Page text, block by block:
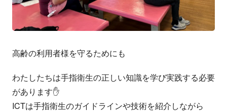
高齢の利用者様を守るためにも
わたしたちは手指衛生の正しい知識を学び実践する必要
があります✋
ICTは手指衛生のガイドラインや技術を紹介しながら